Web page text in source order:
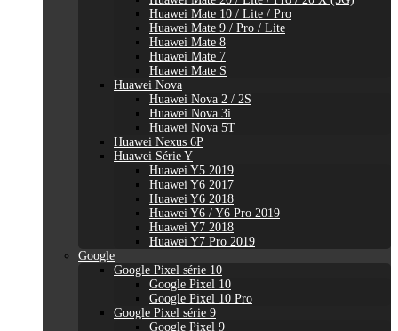
Huawei Mate 10 / Lite / Pro
Huawei Mate 9 / Pro / Lite
Huawei Mate 8
Huawei Mate 7
Huawei Mate S
Huawei Nova
Huawei Nova 2 / 2S
Huawei Nova 3i
Huawei Nova 5T
Huawei Nexus 6P
Huawei Série Y
Huawei Y5 2019
Huawei Y6 2017
Huawei Y6 2018
Huawei Y6 / Y6 Pro 2019
Huawei Y7 2018
Huawei Y7 Pro 2019
Google
Google Pixel série 10
Google Pixel 10
Google Pixel 10 Pro
Google Pixel série 9
Google Pixel 9